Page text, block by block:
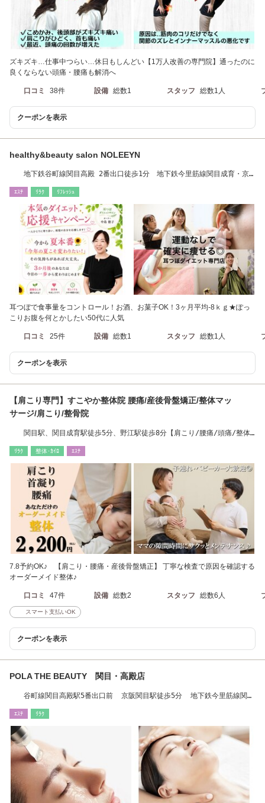
ズキズキ…仕事中つらい…休日もしんどい【1万人改善の専門院】通ったのに
良くならない頭痛・腰痛も解消へ
口コミ 38件 設備 総数1 スタッフ 総数1人
クーポンを表示
healthy&beauty salon NOLEEYN
地下鉄谷町線関目高殿 2番出口徒歩1分 地下鉄今里筋線関目成育・京
ｴｽﾃ ﾘﾗｸ ﾘﾌﾚｯｼｭ
耳つぼで食事量をコントロール！お酒、お菓子OK！3ヶ月平均-8ｋｇ★ぽっ
こりお腹を何とかしたい50代に人気
口コミ 25件 設備 総数1 スタッフ 総数1人
クーポンを表示
【肩こり専門】すこやか整体院 腰痛/産後骨盤矯正/整体マッ
サージ/肩こり/整骨院
関目駅、関目成育駅徒歩5分、野江駅徒歩8分【肩こり/腰痛/頭痛/整体/
ﾘﾗｸ 整体･ｶｲﾛ ｴｽﾃ
7.8予約OK♪ 【肩こり・腰痛・産後骨盤矯正】 丁寧な検査で原因を確認する
オーダーメイド整体♪
口コミ 47件 設備 総数2 スタッフ 総数6人
スマート支払いOK
クーポンを表示
POLA THE BEAUTY 関目・高殿店
谷町線関目高殿駅5番出口前 京阪関目駅徒歩5分 地下鉄今里筋線関目
ｴｽﾃ ﾘﾗｸ